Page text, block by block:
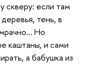
скверу: если там
тень, в
Но
каштаны, и сами
а бабушка из